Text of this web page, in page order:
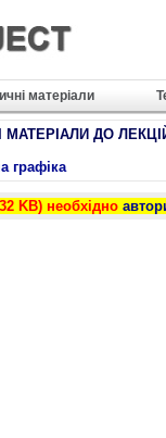
матеріали
ДО
графіка
KB) необхідно